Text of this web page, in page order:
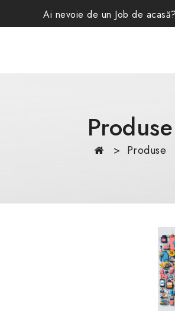
Ai nevoie de un Job de
Produse
Produse